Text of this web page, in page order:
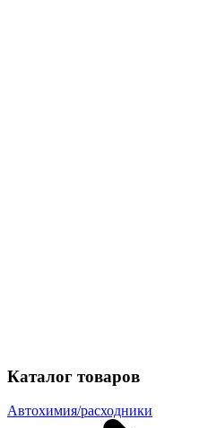
Каталог товаров
Автохимия/расходники